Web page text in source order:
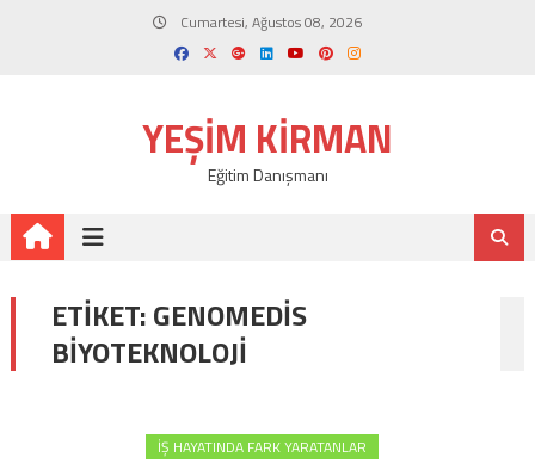
Cumartesi, Ağustos 08, 2026
YEŞIM KIRMAN
Eğitim Danışmanı
ETIKET:GENOMEDIS
BIYOTEKNOLOJI
İŞ HAYATINDA FARK YARATANLAR